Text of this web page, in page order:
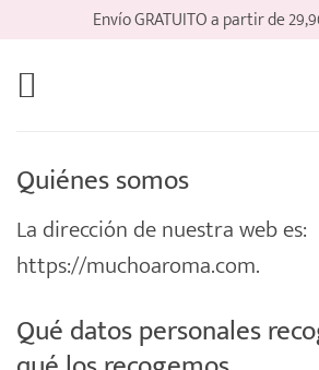
contenido
Envío GRATUITO a partir de
Quiénes somos
La dirección de nuestra web es:
https://muchoaroma.com.
Qué datos personales